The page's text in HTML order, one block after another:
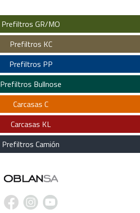
Prefiltros GR/MO
Prefiltros KC
Prefiltros PP
Prefiltros Bullnose
Carcasas C
Carcasas KL
Prefiltros Camión